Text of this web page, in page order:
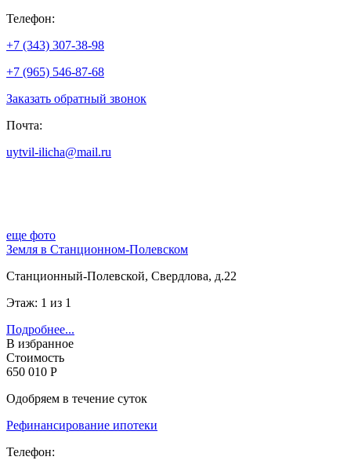
Телефон:
+7 (343) 307-38-98
+7 (965) 546-87-68
Заказать обратный звонок
Почта:
uytvil-ilicha@mail.ru
еще фото
Земля в Станционном-Полевском
Станционный-Полевской, Свердлова, д.22
Этаж: 1 из 1
Подробнее...
В избранное
Стоимость
650 010 Р
Одобряем в течение суток
Рефинансирование ипотеки
Телефон: